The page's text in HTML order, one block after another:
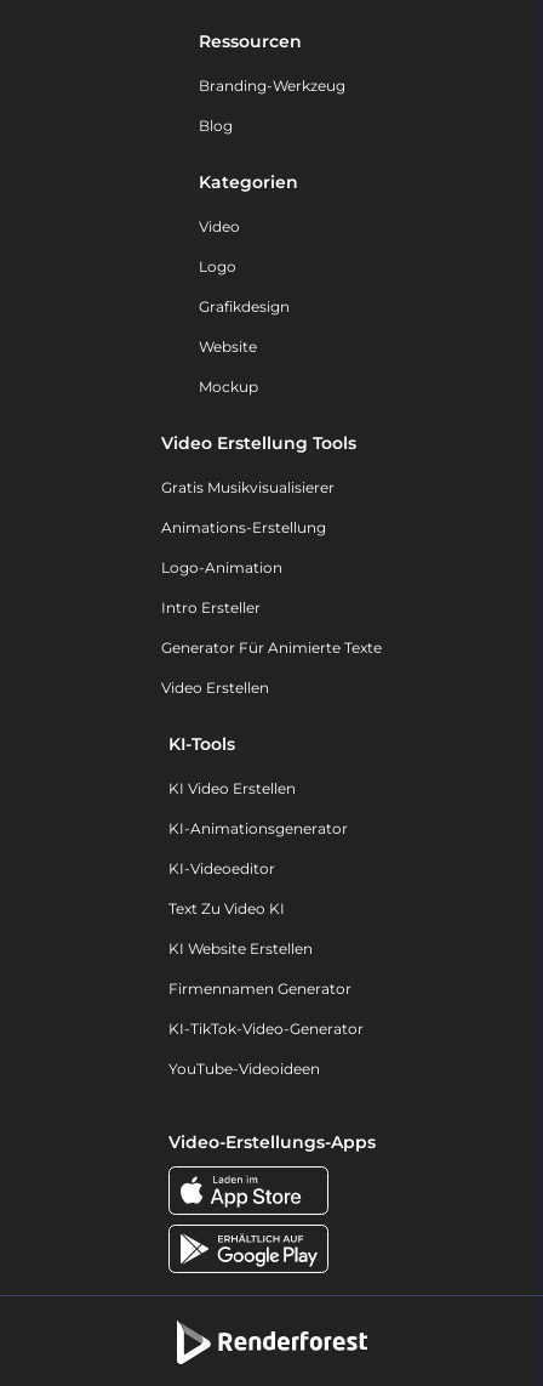
Ressourcen
Branding-Werkzeug
Blog
Kategorien
Video
Logo
Grafikdesign
Website
Mockup
Video Erstellung Tools
Gratis Musikvisualisierer
Animations-Erstellung
Logo-Animation
Intro Ersteller
Generator Für Animierte Texte
Video Erstellen
KI-Tools
KI Video Erstellen
KI-Animationsgenerator
KI-Videoeditor
Text Zu Video KI
KI Website Erstellen
Firmennamen Generator
KI-TikTok-Video-Generator
YouTube-Videoideen
Video-Erstellungs-Apps